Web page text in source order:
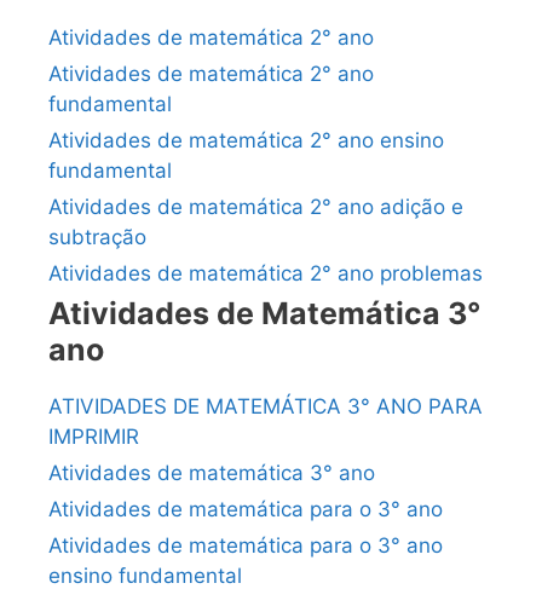
Atividades de matemática 2° ano
Atividades de matemática 2° ano
fundamental
Atividades de matemática 2° ano ensino
fundamental
Atividades de matemática 2° ano adição e
subtração
Atividades de matemática 2° ano problemas
Atividades de Matemática 3°
ano
ATIVIDADES DE MATEMÁTICA 3° ANO PARA
IMPRIMIR
Atividades de matemática 3° ano
Atividades de matemática para o 3° ano
Atividades de matemática para o 3° ano
ensino fundamental